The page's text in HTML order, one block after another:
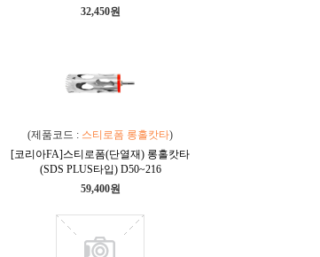
32,450원
(제품코드 : 스티로폼 롱홀캇타)
[코리아FA]스티로폼(단열재) 롱홀캇타
(SDS PLUS타입) D50~216
59,400원